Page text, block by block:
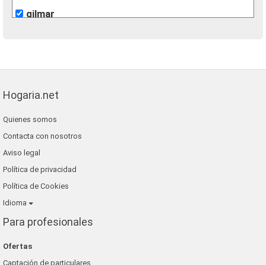
gilmar
Hogaria.net
Quienes somos
Contacta con nosotros
Aviso legal
Política de privacidad
Política de Cookies
Idioma
Para profesionales
Ofertas
Captación de particulares